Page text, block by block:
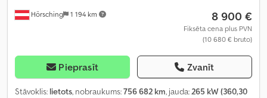
Hörsching 1 194 km 8 900 €
Fiksēta cena plus PVN
(10 680 € bruto)
Pieprasīt Zvanīt
Stāvoklis: lietots, nobraukums:756 682 km, jauda:265 kW (360,30